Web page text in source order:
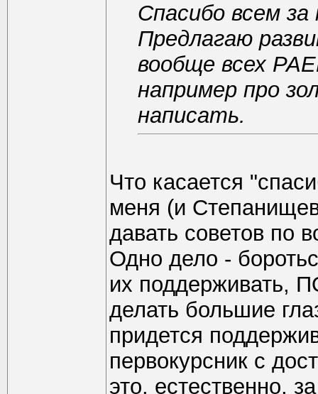
Спасибо всем за
Предлагаю
вообще всех
например про
написать.
Что касается
меня (и
давать советов по
Одно дело -
их поддерживать,
делать большие
придется
первокурсник с
это, естественно,